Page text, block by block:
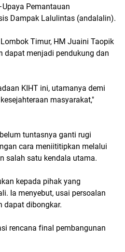
Pemantauan
Dampak Lalulintas (andalalin).
Timur, HM Juaini Taopik
dapat menjadi pendukung dan
KIHT ini, utamanya demi
masyarakat,"
tuntasnya ganti rugi
cara meniititipkan melalui
salah satu kendala utama.
kepada pihak yang
Ia menyebut, usai persoalan
dapat dibongkar.
rencana final pembangunan